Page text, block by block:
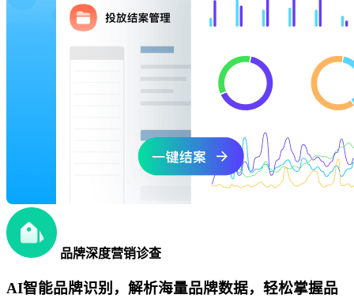
品牌深度营销诊查
AI智能品牌识别，解析海量品牌数据，轻松掌握品